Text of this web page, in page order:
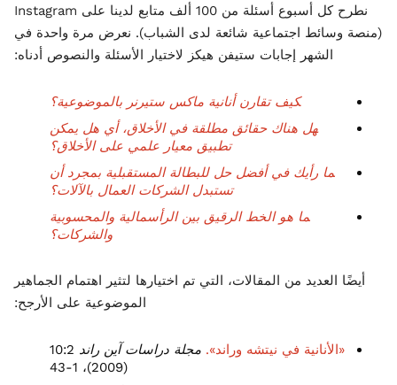
نطرح كل أسبوع أسئلة من 100 ألف متابع لدينا على Instagram
(منصة وسائط اجتماعية شائعة لدى الشباب). نعرض مرة واحدة في
الشهر إجابات ستيفن هيكز لاختيار الأسئلة والنصوص أدناه:
كيف تقارن أنانية ماكس ستيرنر بالموضوعية؟
هل هناك حقائق مطلقة في الأخلاق، أي هل يمكن
تطبيق معيار علمي على الأخلاق؟
ما رأيك في أفضل حل للبطالة المستقبلية بمجرد أن
تستبدل الشركات العمال بالآلات؟
ما هو الخط الرقيق بين الرأسمالية والمحسوبية
والشركات؟
أيضًا العديد من المقالات، التي تم اختيارها لتثير اهتمام الجماهير
الموضوعية على الأرجح:
«الأنانية في نيتشه وراند». مجلة دراسات آين راند 10:2
(2009)، 1-43